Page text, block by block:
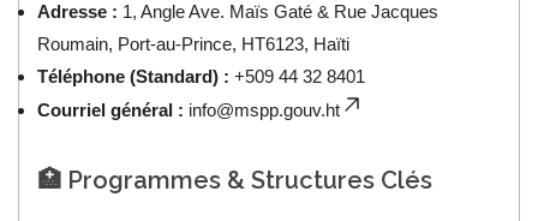
Adresse : 1, Angle Ave. Maïs Gaté & Rue Jacques
Roumain, Port-au-Prince, HT6123, Haïti
Téléphone (Standard) : +509 44 32 8401
Courriel général : info@mspp.gouv.ht
🏥 Programmes & Structures Clés